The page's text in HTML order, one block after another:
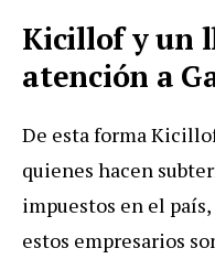
Kicillof y un
atención a
De esta forma
quienes hacen
impuestos en el
estos empresarios